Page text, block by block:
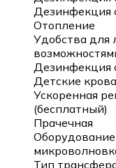
Дезинфекция
Отопление
Удобства для
Дезинфекция
Детские
Ускоренная
(бесплатный)
Прачечная
Тип